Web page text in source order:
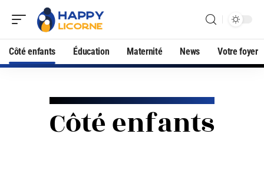
Côté enfants Éducation Maternité News Votre foyer
Côté enfants